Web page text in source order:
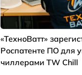
«ТехноВатт»
Роспатенте ПО для
чиллерами TW Chill